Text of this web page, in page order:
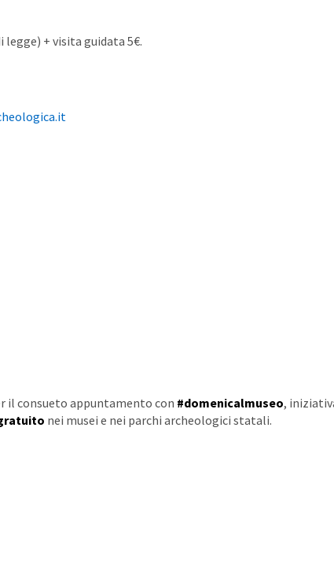
+ visita guidata 5€.
il consueto appuntamento con #domenicalmuseo,
nei musei e nei parchi archeologici statali.